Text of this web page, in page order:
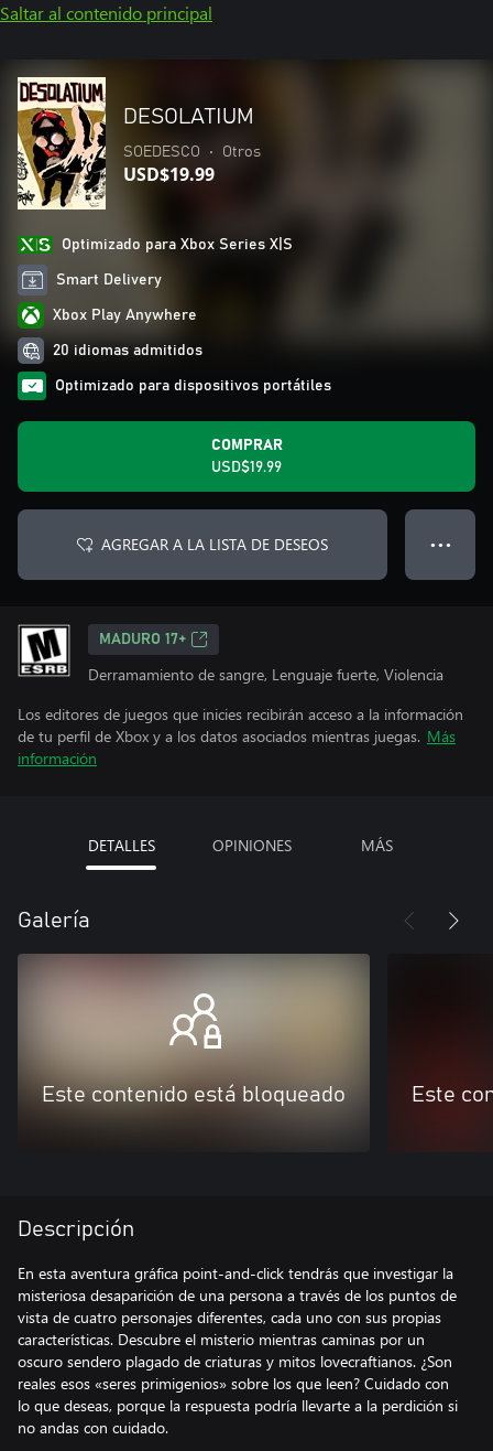
Saltar al contenido principal
DESOLATIUM
SOEDESCO • Otros
USD$19.99
Optimizado para Xbox Series X|S
Smart Delivery
Xbox Play Anywhere
20 idiomas admitidos
Optimizado para dispositivos portátiles
COMPRAR
USD$19.99
AGREGAR A LA LISTA DE DESEOS ● ● ●
MADURO 17+
Derramamiento de sangre, Lenguaje fuerte, Violencia
Los editores de juegos que inicies recibirán acceso a la información
de tu perfil de Xbox y a los datos asociados mientras juegas. Más
información
DETALLES OPINIONES MÁS
Galería
Este contenido está bloqueado Este
Descripción
En esta aventura gráfica point-and-click tendrás que investigar la
misteriosa desaparición de una persona a través de los puntos de
vista de cuatro personajes diferentes, cada uno con sus propias
características. Descubre el misterio mientras caminas por un
oscuro sendero plagado de criaturas y mitos lovecraftianos. ¿Son
reales esos «seres primigenios» sobre los que leen? Cuidado con
lo que deseas, porque la respuesta podría llevarte a la perdición si
no andas con cuidado.